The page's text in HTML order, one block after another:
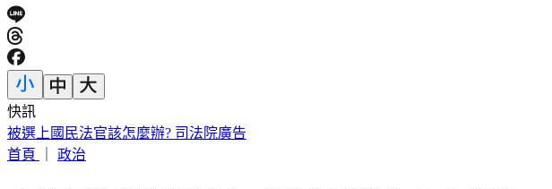
快訊
被選上國民法官該怎麼辦? 司法院廣告
首頁
政治